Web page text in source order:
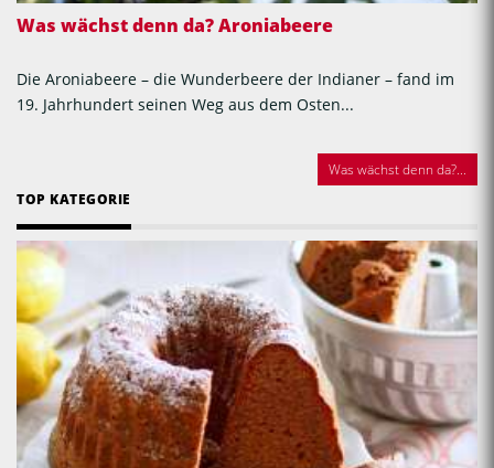
Was wächst denn da? Aroniabeere
Die Aroniabeere – die Wunderbeere der Indianer – fand im
19. Jahrhundert seinen Weg aus dem Osten...
Was wächst denn da?...
TOP KATEGORIE